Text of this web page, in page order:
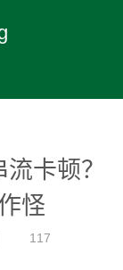
卡顿？
怪
117